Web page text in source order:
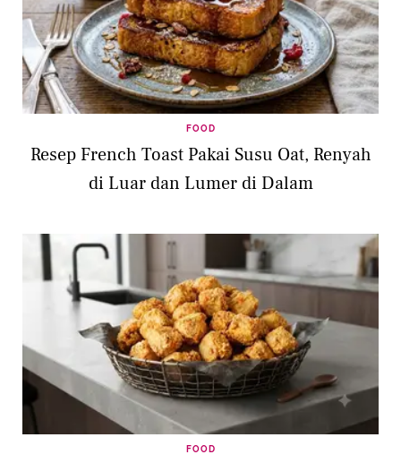
FOOD
Resep French Toast Pakai Susu Oat, Renyah
di Luar dan Lumer di Dalam
FOOD